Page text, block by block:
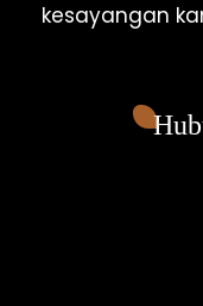
kesayangan